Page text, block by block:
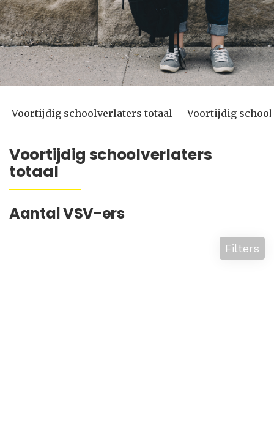
Voortijdig schoolverlaters totaal Voortijdig
Voortijdig schoolverlaters
totaal
Aantal VSV-ers
Filters